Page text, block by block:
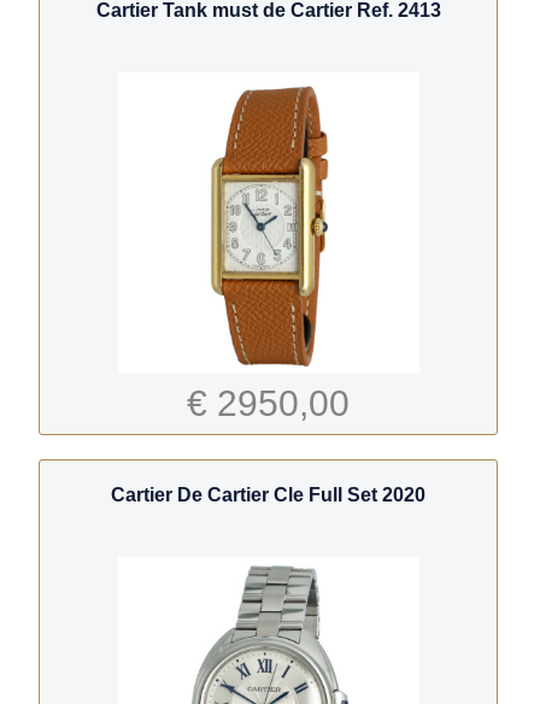
Cartier Tank must de Cartier Ref. 2413
€ 2950,00
Cartier De Cartier Cle Full Set 2020